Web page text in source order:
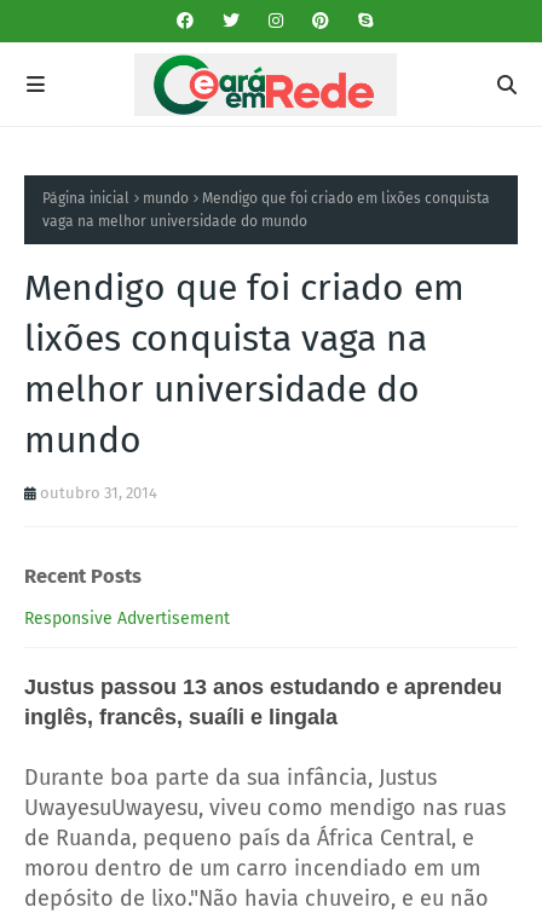
Página inicial mundo
Mendigo que foi criado em lixões conquista
vaga na melhor universidade do mundo
Mendigo que foi criado em
lixões conquista vaga na
melhor universidade do
mundo
outubro 31, 2014
Recent Posts
Responsive Advertisement
Justus passou 13 anos estudando e aprendeu
inglês, francês, suaíli e lingala
Durante boa parte da sua infância, Justus
UwayesuUwayesu, viveu como mendigo nas ruas
de Ruanda, pequeno país da África Central, e
morou dentro de um carro incendiado em um
depósito de lixo."Não havia chuveiro, e eu não